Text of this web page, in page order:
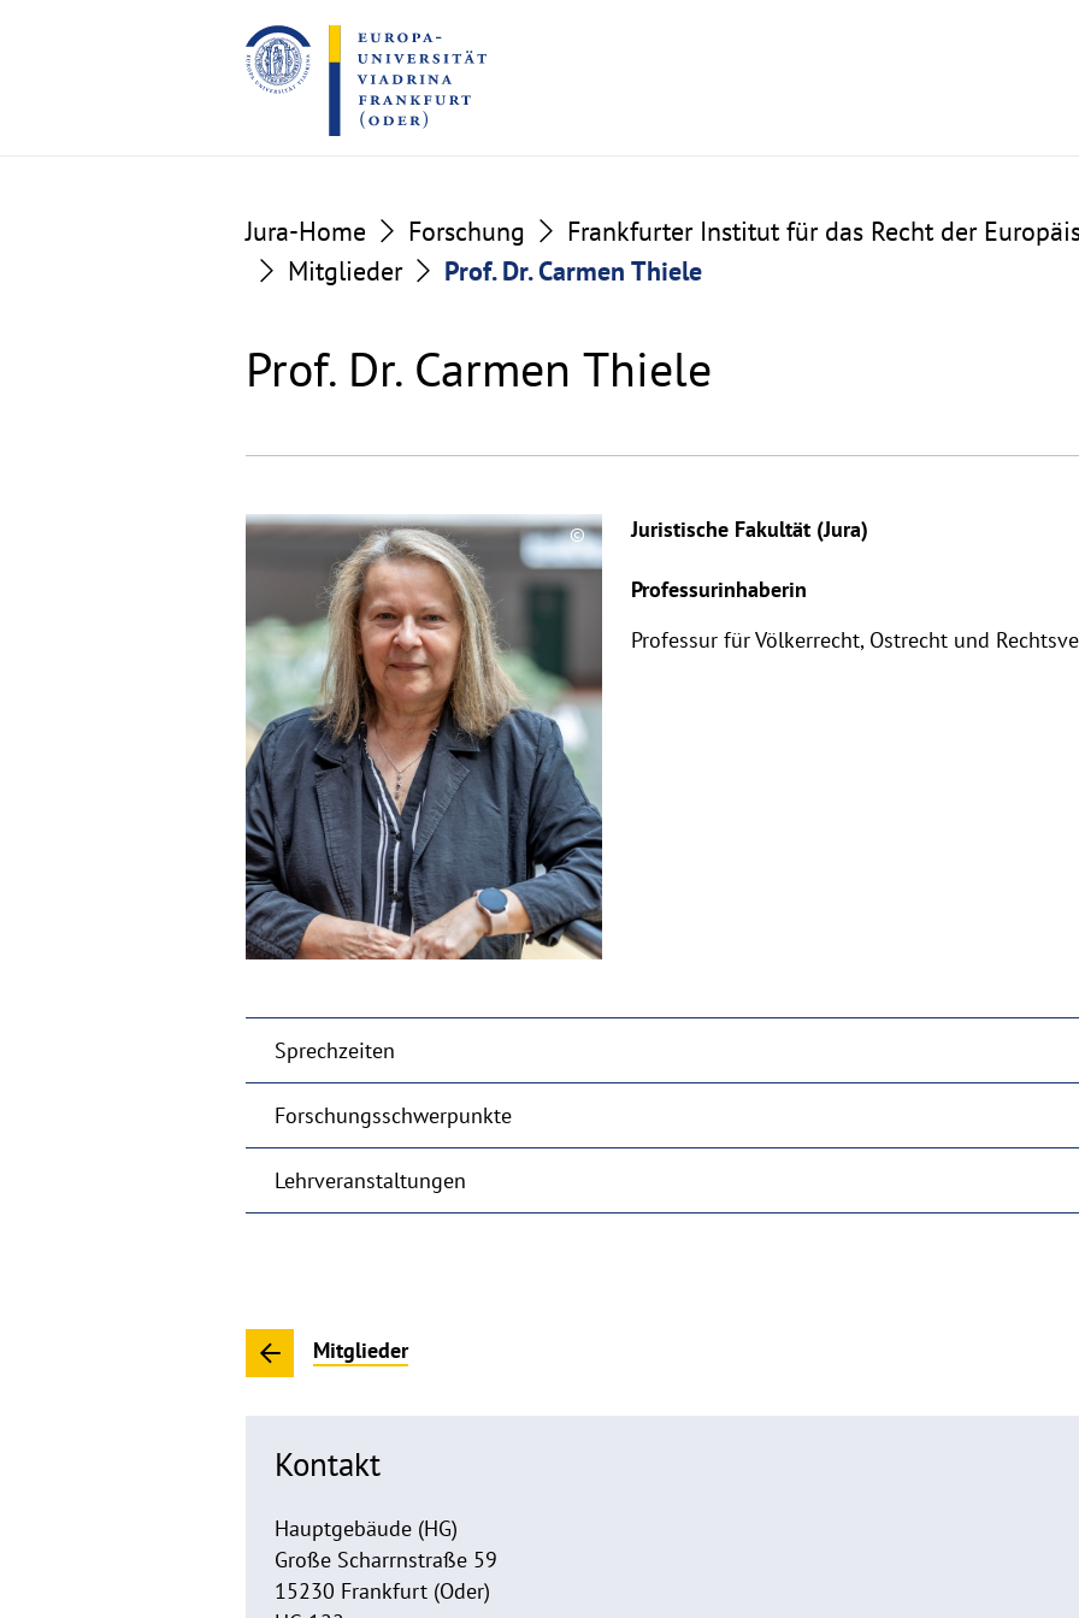
to
the
content
to
the
footer
Jura-Home Forschung Frankfurter Institut für das Recht der
Mitglieder
Prof. Dr. Carmen Thiele
Prof. Dr. Carmen Thiele
©
Copyrighthinweis
aufklappen
Juristische Fakultät (Jura)
Professurinhaberin
Professur für Völkerrecht, Ostrecht und
Sprechzeiten
Forschungsschwerpunkte
Lehrveranstaltungen
Mitglieder
Kontakt
Hauptgebäude (HG)
Große Scharrnstraße 59
15230 Frankfurt (Oder)